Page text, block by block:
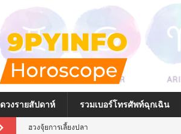
ดวงรายสัปดาห์ รวมเบอร์โทรศัพท์ฉุกเฉิน
ฮวงจุ้ยการเลี้ยงปลา